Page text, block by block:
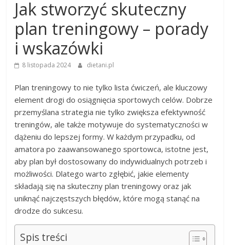
Jak stworzyć skuteczny
plan treningowy – porady
i wskazówki
8 listopada 2024 dietani.pl
Plan treningowy to nie tylko lista ćwiczeń, ale kluczowy
element drogi do osiągnięcia sportowych celów. Dobrze
przemyślana strategia nie tylko zwiększa efektywność
treningów, ale także motywuje do systematyczności w
dążeniu do lepszej formy. W każdym przypadku, od
amatora po zaawansowanego sportowca, istotne jest,
aby plan był dostosowany do indywidualnych potrzeb i
możliwości. Dlatego warto zgłębić, jakie elementy
składają się na skuteczny plan treningowy oraz jak
uniknąć najczęstszych błędów, które mogą stanąć na
drodze do sukcesu.
Spis treści